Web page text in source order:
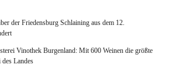
der Friedensburg Schlaining aus dem 12.
Vinothek Burgenland: Mit 600 Weinen die größte
Landes